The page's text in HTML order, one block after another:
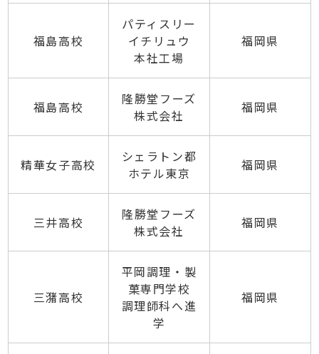
福島高校
パティスリー
イチリュウ
本社工場
福岡県
福島高校
隆勝堂フーズ
株式会社
福岡県
精華女子高校
シェラトン都
ホテル東京
福岡県
三井高校
隆勝堂フーズ
株式会社
福岡県
三潴高校
平岡調理・製
菓専門学校
調理師科へ進
学
福岡県